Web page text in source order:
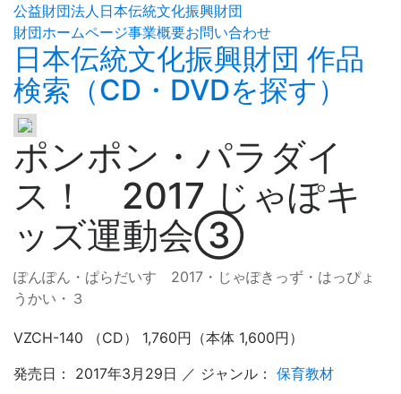
公益財団法人日本伝統文化振興財団
財団ホームページ事業概要お問い合わせ
日本伝統文化振興財団 作品
検索（CD・DVDを探す）
ポンポン・パラダイ
ス！ 2017 じゃぽキ
ッズ運動会③
ぽんぽん・ぱらだいす 2017・じゃぽきっず・はっぴょ
うかい・３
VZCH-140 （CD） 1,760円（本体 1,600円）
発売日： 2017年3月29日 ／ ジャンル： 保育教材